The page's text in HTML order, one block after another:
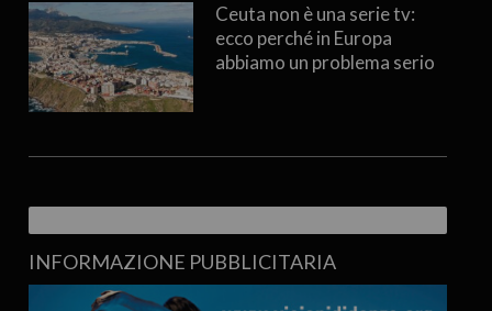
Ceuta non è una serie tv:
ecco perché in Europa
abbiamo un problema serio
INFORMAZIONE PUBBLICITARIA